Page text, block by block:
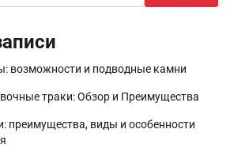
возможности и подводные камни
траки: Обзор и Преимущества
преимущества, виды и особенности